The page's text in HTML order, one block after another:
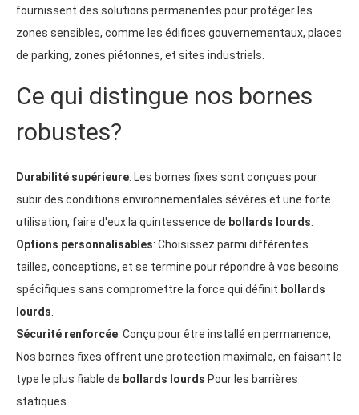
fournissent des solutions permanentes pour protéger les
zones sensibles, comme les édifices gouvernementaux, places
de parking, zones piétonnes, et sites industriels.
Ce qui distingue nos bornes
robustes?
Durabilité supérieure: Les bornes fixes sont conçues pour
subir des conditions environnementales sévères et une forte
utilisation, faire d'eux la quintessence de bollards lourds
Options personnalisables: Choisissez parmi différentes
tailles, conceptions, et se termine pour répondre à vos besoins
spécifiques sans compromettre la force qui définit bollards
lourds
Sécurité renforcée: Conçu pour être installé en permanence,
Nos bornes fixes offrent une protection maximale, en faisant le
type le plus fiable de bollards lourds Pour les barrières
statiques.